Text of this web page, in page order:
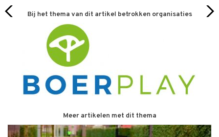
Bij het thema van dit artikel betrokken organisaties
Meer artikelen met dit thema